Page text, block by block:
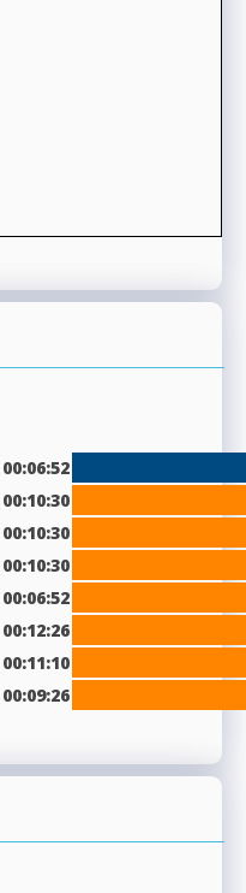
00:06:52
00:10:30
00:10:30
00:10:30
00:06:52
00:12:26
00:11:10
00:09:26